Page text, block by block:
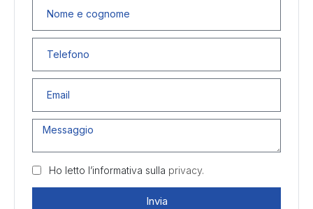
Ho letto l’informativa sulla privacy.
Invia